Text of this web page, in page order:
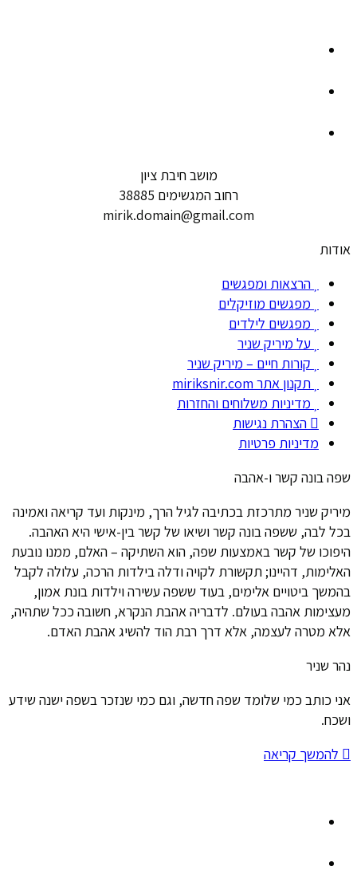
מושב חיבת ציון
רחוב המגשימים 38885
mirik.domain@gmail.com
אודות
הרצאות ומפגשים
מפגשים מוזיקלים
מפגשים לילדים
על מיריק שניר
קורות חיים – מיריק שניר
תקנון אתר miriksnir.com
מדיניות משלוחים והחזרות
הצהרת נגישות
מדיניות פרטיות
שפה בונה קשר ו-אהבה
מיריק שניר מתרכזת בכתיבה לגיל הרך, מינקות ועד קריאה ואמינה
בכל לבה, ששפה בונה קשר ושיאו של קשר בין-אישי היא האהבה.
היפוכו של קשר באמצעות שפה, הוא השתיקה – האלם, ממנו נובעת
האלימות, דהיינו; תקשורת לקויה ודלה בילדות הרכה, עלולה לקבל
בהמשך ביטויים אלימים, בעוד ששפה עשירה וילדות בונת אמון,
מעצימות אהבה בעולם. לדבריה אהבת הנקרא, חשובה ככל שתהיה,
אלא מטרה לעצמה, אלא דרך רבת הוד להשיג אהבת האדם.
נהר שניר
אני כותב כמי שלומד שפה חדשה, וגם כמי שנזכר בשפה ישנה שידע
ושכח.
להמשך קריאה